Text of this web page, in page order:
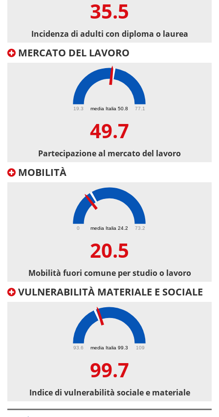
35.5
Incidenza di adulti con diploma o laurea
MERCATO DEL LAVORO
media Italia 50.8
19.3 77.1
49.7
Partecipazione al mercato del lavoro
MOBILITÀ
media Italia 24.2
0 73.2
20.5
Mobilità fuori comune per studio o lavoro
VULNERABILITÀ MATERIALE E SOCIALE
media Italia 99.3
93.6 109
99.7
Indice di vulnerabilità sociale e materiale